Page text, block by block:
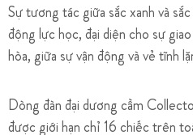
Sự tương tác giữa sắc xanh và
động lực học, đại diện cho sự
hòa, giữa sự vận động và vẻ tĩnh
Dòng đàn đại dương cầm
được giới hạn chỉ 16 chiếc trên